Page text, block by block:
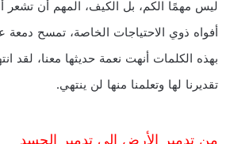
ليس مهمًا الكم، بل الكيف، المهم أن
أفواه ذوي الاحتياجات الخاصة، تمسح
بهذه الكلمات أنهت نعمة حديثها معنا، لقد
تقديرنا لها وتعلمنا منها لن ينتهي.